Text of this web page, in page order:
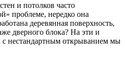
и потолков часто
проблеме, нередко она
деревянная поверхность,
дверного блока? На эти и
с нестандартным открыванием мы